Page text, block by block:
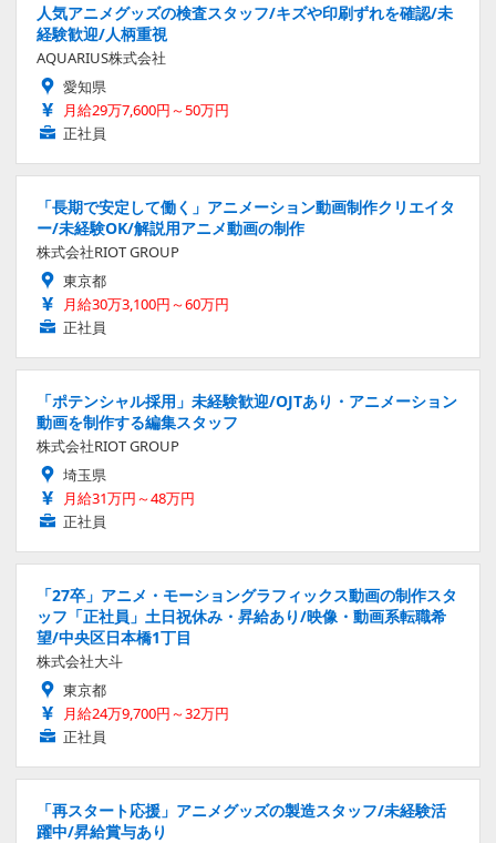
人気アニメグッズの検査スタッフ/キズや印刷ずれを確認/未
経験歓迎/人柄重視
AQUARIUS株式会社
愛知県
月給29万7,600円～50万円
正社員
「長期で安定して働く」アニメーション動画制作クリエイタ
ー/未経験OK/解説用アニメ動画の制作
株式会社RIOT GROUP
東京都
月給30万3,100円～60万円
正社員
「ポテンシャル採用」未経験歓迎/OJTあり・アニメーション
動画を制作する編集スタッフ
株式会社RIOT GROUP
埼玉県
月給31万円～48万円
正社員
「27卒」アニメ・モーショングラフィックス動画の制作スタ
ッフ「正社員」土日祝休み・昇給あり/映像・動画系転職希
望/中央区日本橋1丁目
株式会社大斗
東京都
月給24万9,700円～32万円
正社員
「再スタート応援」アニメグッズの製造スタッフ/未経験活
躍中/昇給賞与あり